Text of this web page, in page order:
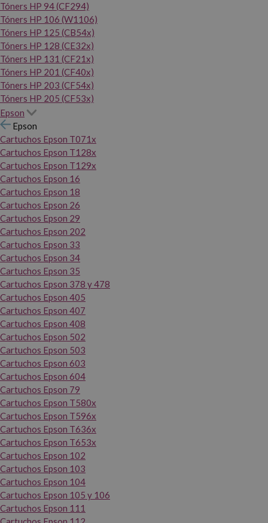
Tóners HP 94 (CF294)
Tóners HP 106 (W1106)
Tóners HP 125 (CB54x)
Tóners HP 128 (CE32x)
Tóners HP 131 (CF21x)
Tóners HP 201 (CF40x)
Tóners HP 203 (CF54x)
Tóners HP 205 (CF53x)
Epson
Epson
Cartuchos Epson T071x
Cartuchos Epson T128x
Cartuchos Epson T129x
Cartuchos Epson 16
Cartuchos Epson 18
Cartuchos Epson 26
Cartuchos Epson 29
Cartuchos Epson 202
Cartuchos Epson 33
Cartuchos Epson 34
Cartuchos Epson 35
Cartuchos Epson 378 y 478
Cartuchos Epson 405
Cartuchos Epson 407
Cartuchos Epson 408
Cartuchos Epson 502
Cartuchos Epson 503
Cartuchos Epson 603
Cartuchos Epson 604
Cartuchos Epson 79
Cartuchos Epson T580x
Cartuchos Epson T596x
Cartuchos Epson T636x
Cartuchos Epson T653x
Cartuchos Epson 102
Cartuchos Epson 103
Cartuchos Epson 104
Cartuchos Epson 105 y 106
Cartuchos Epson 111